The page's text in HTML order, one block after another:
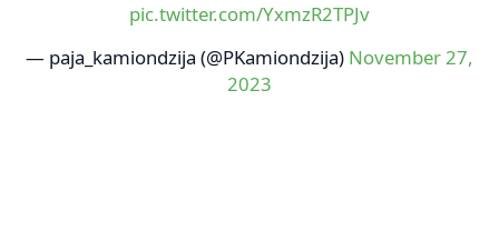
pic.twitter.com/YxmzR2TPJv
— paja_kamiondzija (@PKamiondzija) November 27,
2023